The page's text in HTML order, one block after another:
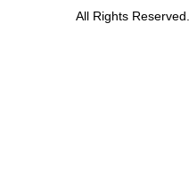
All Rights